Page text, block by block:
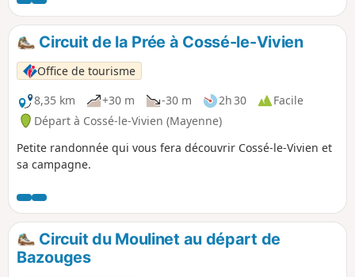
Circuit de la Prée à Cossé-le-Vivien
Office de tourisme
8,35 km
+30 m -30 m 2h 30
Facile
Départ à Cossé-le-Vivien (Mayenne)
Petite randonnée qui vous fera découvrir Cossé-le-Vivien et
sa campagne.
Circuit du Moulinet au départ de
Bazouges